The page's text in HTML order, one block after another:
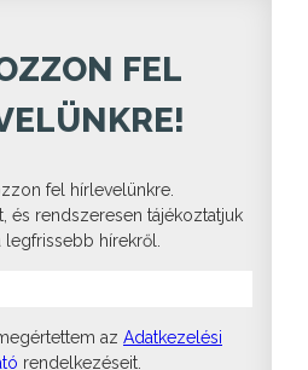
FEL
fel hírlevelünkre.
és rendszeresen tájékoztatjuk
hírekről.
az Adatkezelési
rendelkezéseit.